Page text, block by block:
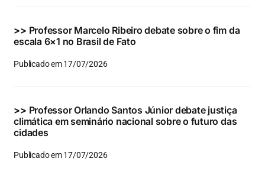
>> Professor Marcelo Ribeiro debate sobre o fim da
escala 6×1 no Brasil de Fato
Publicado em 17/07/2026
>> Professor Orlando Santos Júnior debate justiça
climática em seminário nacional sobre o futuro das
cidades
Publicado em 17/07/2026